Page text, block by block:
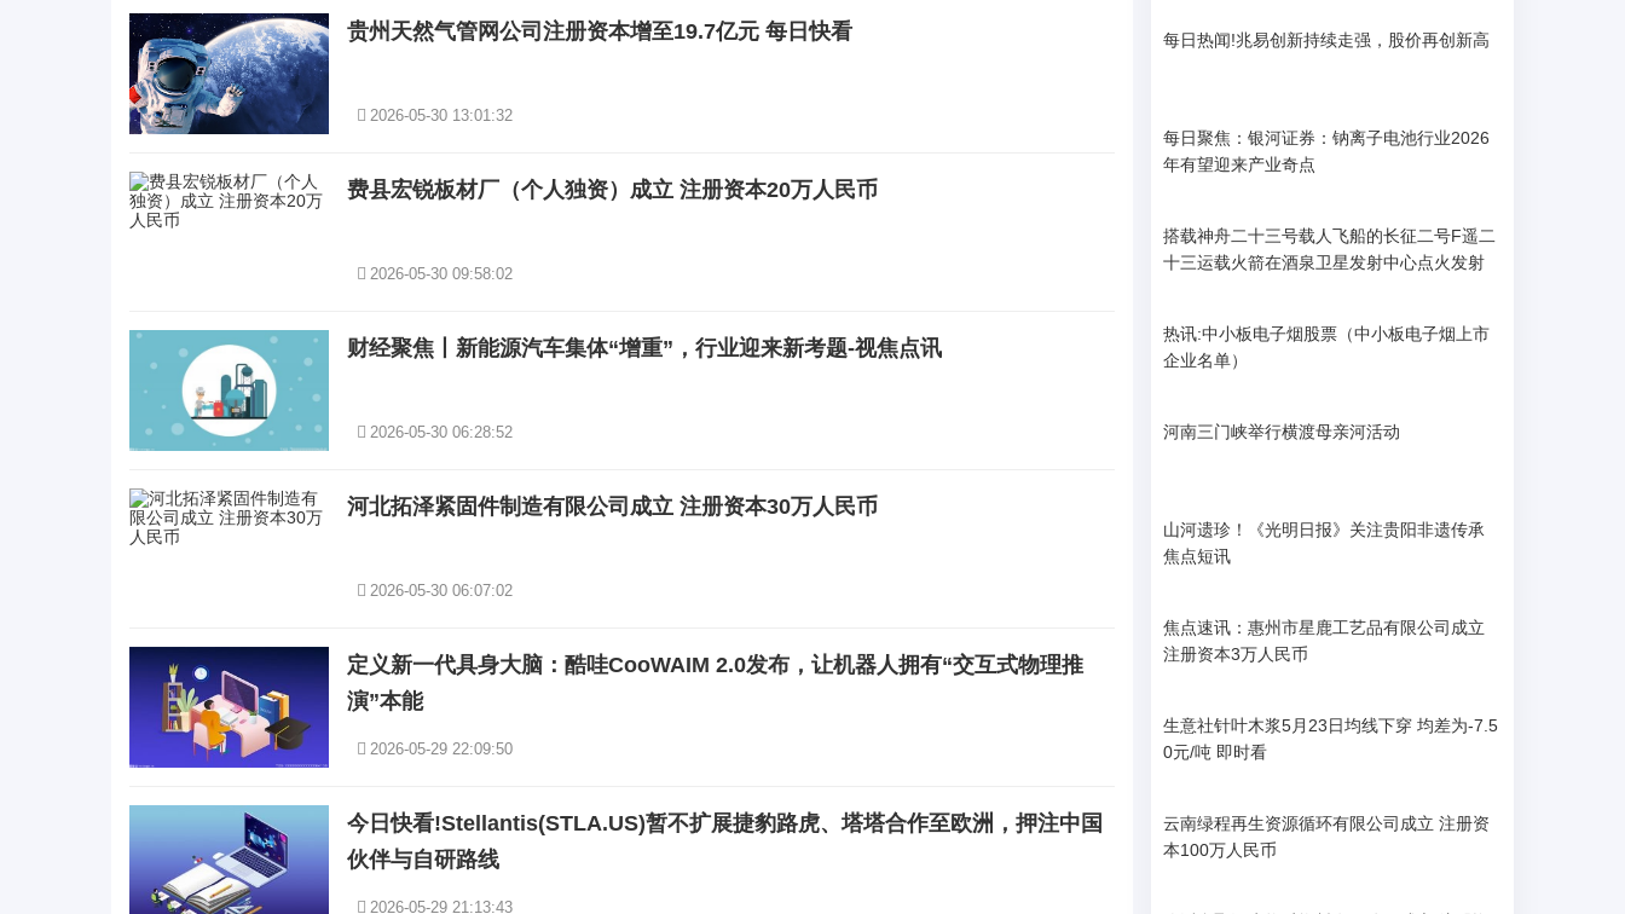
贵州天然气管网公司注册资本增至19.7亿元 每日快看
2026-05-30 13:01:32
费县宏锐板材厂（个人独资）成立 注册资本20万人民币
2026-05-30 09:58:02
财经聚焦丨新能源汽车集体“增重”，行业迎来新考题-视焦点讯
2026-05-30 06:28:52
河北拓泽紧固件制造有限公司成立 注册资本30万人民币
2026-05-30 06:07:02
定义新一代具身大脑：酷哇CooWAIM 2.0发布，让机器人拥有“交互式物理推
演”本能
2026-05-29 22:09:50
今日快看!Stellantis(STLA.US)暂不扩展捷豹路虎、塔塔合作至欧洲，押注中国
伙伴与自研路线
2026-05-29 21:13:43
每日热闻!兆易创新持续走强，股价再创新高
每日聚焦：银河证券：钠离子电池行业2026
年有望迎来产业奇点
搭载神舟二十三号载人飞船的长征二号F遥二
十三运载火箭在酒泉卫星发射中心点火发射
热讯:中小板电子烟股票（中小板电子烟上市
企业名单）
河南三门峡举行横渡母亲河活动
山河遗珍！《光明日报》关注贵阳非遗传承
焦点短讯
焦点速讯：惠州市星鹿工艺品有限公司成立
注册资本3万人民币
生意社针叶木浆5月23日均线下穿 均差为-7.5
0元/吨 即时看
云南绿程再生资源循环有限公司成立 注册资
本100万人民币